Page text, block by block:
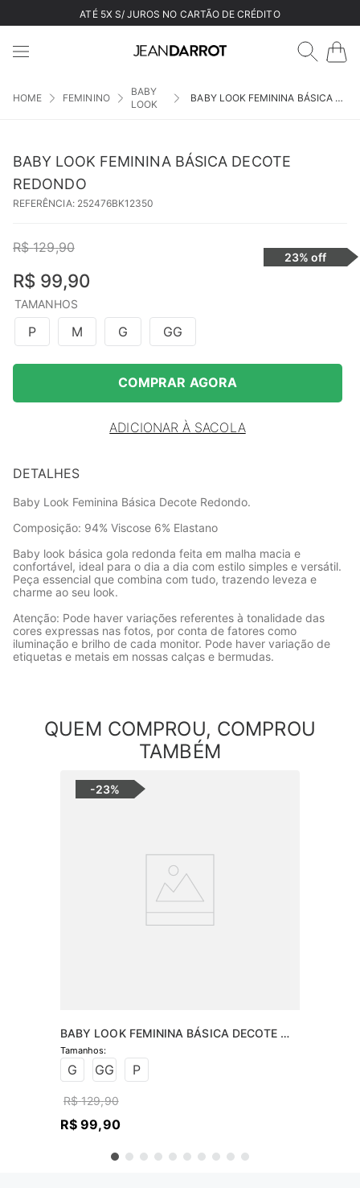
ATÉ 5X S/ JUROS NO CARTÃO DE CRÉDITO
FEMININO
BABY
LOOK
BABY LOOK FEMININA BÁSICA DECOTE REDONDO
BABY LOOK FEMININA BÁSICA DECOTE
REDONDO
REFERÊNCIA: 252476BK12350
R$ 129,90
R$ 99,90
23% off
TAMANHOS
P M G GG
COMPRAR AGORA
ADICIONAR À SACOLA
DETALHES
Baby Look Feminina Básica Decote Redondo.
Composição: 94% Viscose 6% Elastano
Baby look básica gola redonda feita em malha macia e
confortável, ideal para o dia a dia com estilo simples e versátil.
Peça essencial que combina com tudo, trazendo leveza e
charme ao seu look.
Atenção: Pode haver variações referentes à tonalidade das
cores expressas nas fotos, por conta de fatores como
iluminação e brilho de cada monitor. Pode haver variação de
etiquetas e metais em nossas calças e bermudas.
QUEM COMPROU, COMPROU
TAMBÉM
-23%
BABY LOOK FEMININA BÁSICA DECOTE
REDONDO
G GG P
R$ 129,90
R$ 99,90